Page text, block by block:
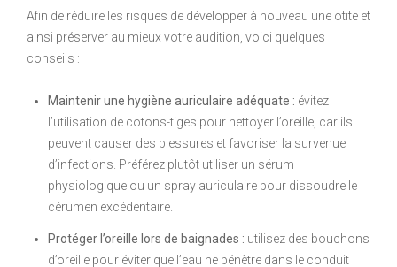
Afin de réduire les risques de développer à nouveau une otite et
ainsi préserver au mieux votre audition, voici quelques
conseils :
Maintenir une hygiène auriculaire adéquate : évitez
l’utilisation de cotons-tiges pour nettoyer l’oreille, car ils
peuvent causer des blessures et favoriser la survenue
d’infections. Préférez plutôt utiliser un sérum
physiologique ou un spray auriculaire pour dissoudre le
cérumen excédentaire.
Protéger l’oreille lors de baignades : utilisez des bouchons
d’oreille pour éviter que l’eau ne pénètre dans le conduit